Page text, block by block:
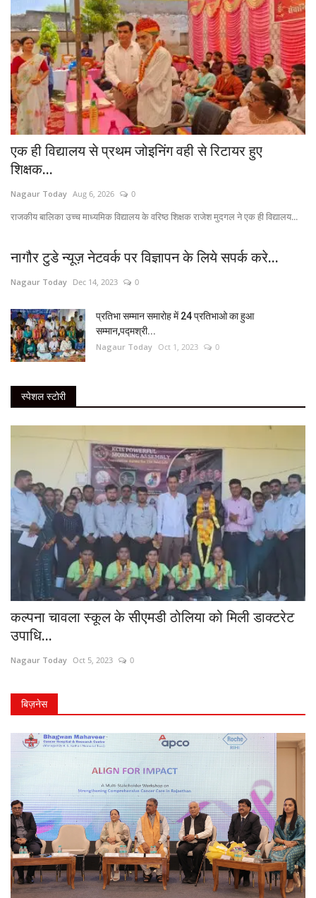
एक ही विद्यालय से प्रथम जोइनिंग वही से रिटायर हुए
शिक्षक...
Nagaur Today Aug 6, 2026 0
राजकीय बालिका उच्च माध्यमिक विद्यालय के वरिष्ठ शिक्षक राजेश मुदगल ने एक ही विद्यालय...
नागौर टुडे न्यूज़ नेटवर्क पर विज्ञापन के लिये सपर्क करे...
Nagaur Today Dec 14, 2023 0
प्रतिभा सम्मान समारोह में 24 प्रतिभाओ का हुआ
सम्मान,पद्मश्री...
Nagaur Today Oct 1, 2023 0
स्पेशल स्टोरी
कल्पना चावला स्कूल के सीएमडी ठोलिया को मिली डाक्टरेट
उपाधि...
Nagaur Today Oct 5, 2023 0
बिज़नेस